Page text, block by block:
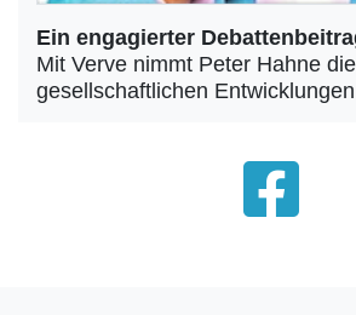
Ein engagierter
Mit Verve nimmt Peter Hahne
gesellschaftlichen